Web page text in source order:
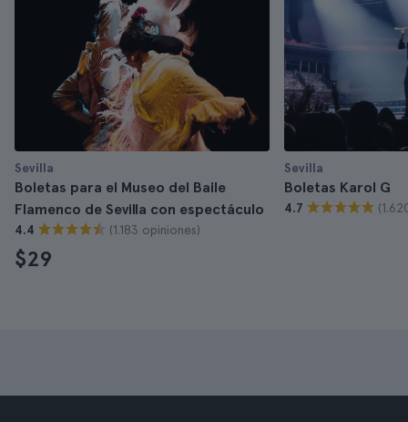
Sevilla
Boletas para el Museo del Baile
Flamenco de Sevilla con espectáculo
4.4 (1.183 opiniones)
$29
Sevilla
Boletas Karol G
4.7